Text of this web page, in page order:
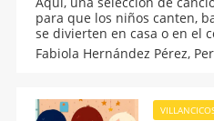
para que los niños canten,
se divierten en casa o en el
villancicos infantiles de la
navideñas para niños
Fabiola Hernández Pérez,